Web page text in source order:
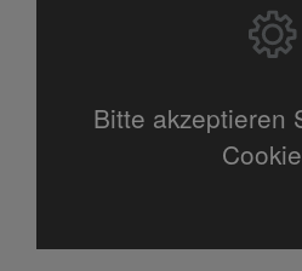
Bitte akzeptieren